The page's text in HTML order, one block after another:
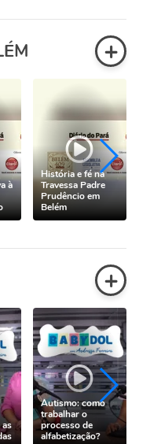
+
à
História e fé na
Travessa Padre
Prudêncio em
Belém
+
as
Autismo: como
trabalhar o
processo de
alfabetização?